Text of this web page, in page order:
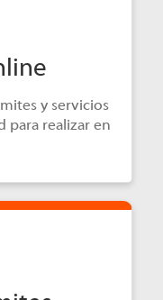
y servicios
para realizar en